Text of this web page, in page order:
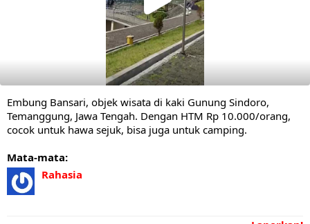
Embung Bansari, objek wisata di kaki Gunung Sindoro,
Temanggung, Jawa Tengah. Dengan HTM Rp 10.000/orang,
cocok untuk hawa sejuk, bisa juga untuk camping.
Mata-mata:
Rahasia